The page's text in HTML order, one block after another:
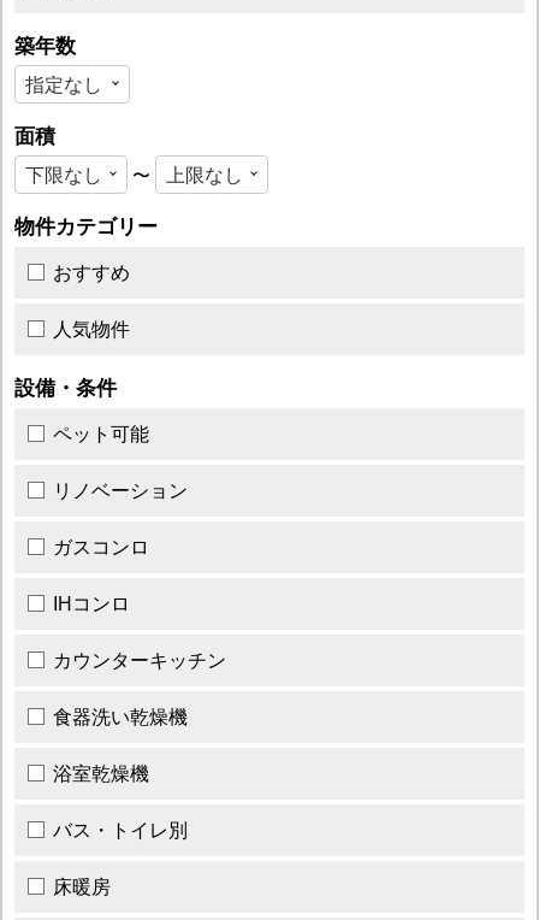
築年数
面積
〜
物件カテゴリー
おすすめ
人気物件
設備・条件
ペット可能
リノベーション
ガスコンロ
IHコンロ
カウンターキッチン
食器洗い乾燥機
浴室乾燥機
バス・トイレ別
床暖房